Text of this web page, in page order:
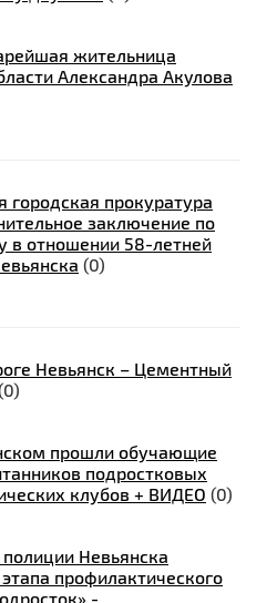
жительница
Александра Акулова
городская прокуратура
заключение по
в отношении 58-летней
(0)
Невьянск – Цементный
прошли обучающие
подростковых
клубов + ВИДЕО (0)
Невьянска
профилактического
-